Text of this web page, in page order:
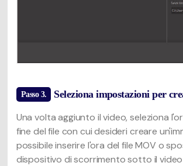
Passo 3. Seleziona impostazioni per
Una volta aggiunto il video, seleziona
fine del file con cui desideri creare
possibile inserire l'ora del file MOV o
dispositivo di scorrimento sotto il